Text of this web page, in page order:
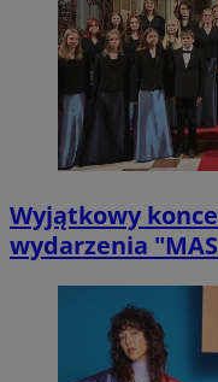
Wyjątkowy
wydarzenia